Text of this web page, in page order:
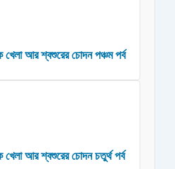
খেলা আর শ্বশুরের চোদন পঞ্চম পর্ব
খেলা আর শ্বশুরের চোদন চতুর্থ পর্ব